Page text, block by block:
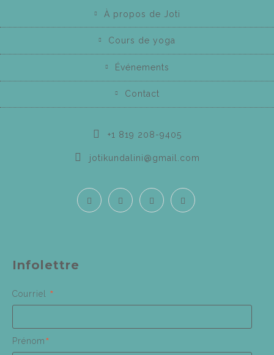
À propos de Joti
Cours de yoga
Événements
Contact
+1 819 208-9405
jotikundalini@gmail.com
Infolettre
Courriel *
Prénom*